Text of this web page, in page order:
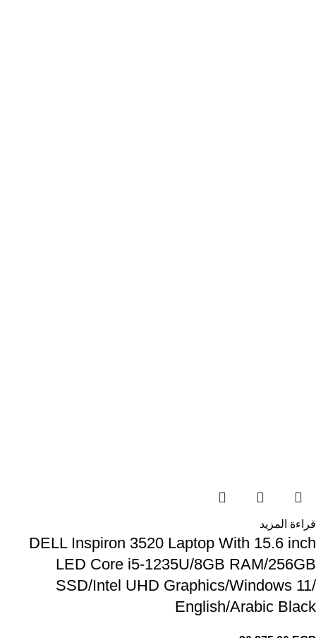
قراءة المزيد
DELL Inspiron 3520 Laptop With 15.6 inch
LED Core i5-1235U/8GB RAM/256GB
SSD/Intel UHD Graphics/Windows 11/
English/Arabic Black